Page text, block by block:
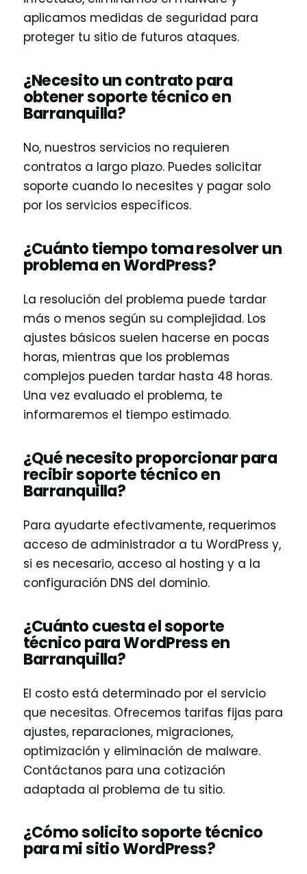
aplicamos medidas de seguridad para
proteger tu sitio de futuros ataques.
¿Necesito un contrato para
obtener soporte técnico en
Barranquilla?
No, nuestros servicios no requieren
contratos a largo plazo. Puedes solicitar
soporte cuando lo necesites y pagar solo
por los servicios específicos.
¿Cuánto tiempo toma resolver un
problema en WordPress?
La resolución del problema puede tardar
más o menos según su complejidad. Los
ajustes básicos suelen hacerse en pocas
horas, mientras que los problemas
complejos pueden tardar hasta 48 horas.
Una vez evaluado el problema, te
informaremos el tiempo estimado.
¿Qué necesito proporcionar para
recibir soporte técnico en
Barranquilla?
Para ayudarte efectivamente, requerimos
acceso de administrador a tu WordPress y,
si es necesario, acceso al hosting y a la
configuración DNS del dominio.
¿Cuánto cuesta el soporte
técnico para WordPress en
Barranquilla?
El costo está determinado por el servicio
que necesitas. Ofrecemos tarifas fijas para
ajustes, reparaciones, migraciones,
optimización y eliminación de malware.
Contáctanos para una cotización
adaptada al problema de tu sitio.
¿Cómo solicito soporte técnico
para mi sitio WordPress?